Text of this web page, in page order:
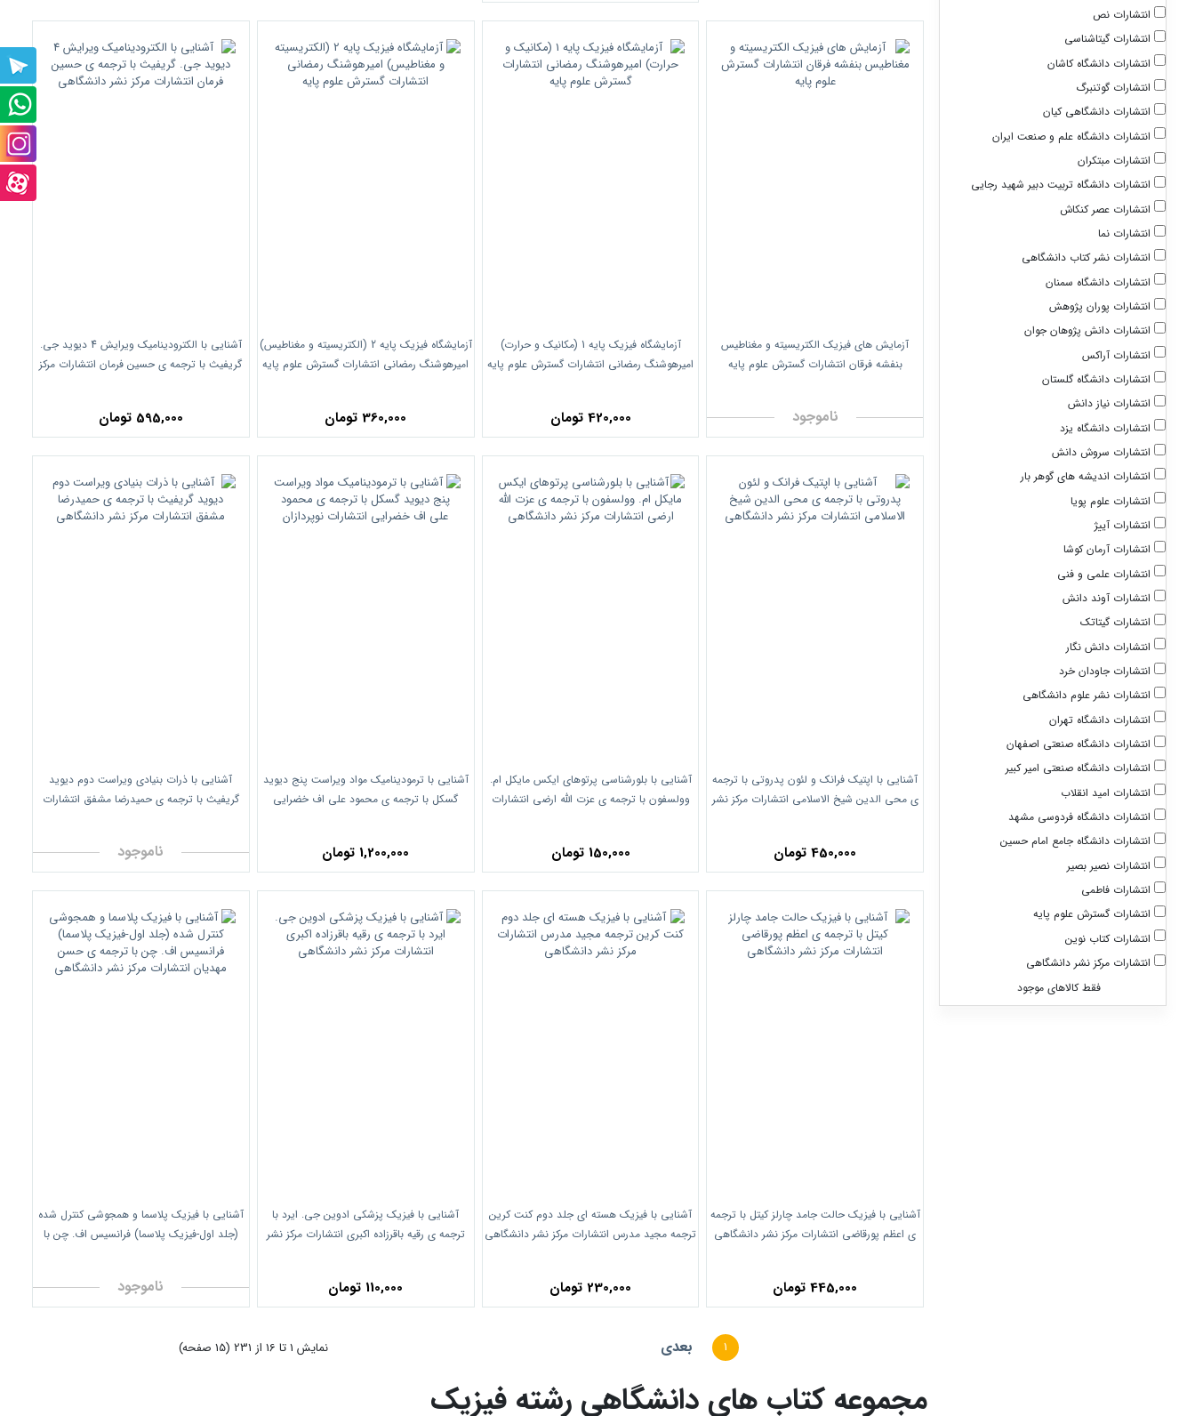
انتشارات نص
انتشارات گیتاشناسی
انتشارات دانشگاه کاشان
انتشارات گوتنبرگ
انتشارات دانشگاهی کیان
انتشارات دانشگاه علم و صنعت ایران
انتشارات مبتکران
انتشارات دانشگاه تربیت دبیر شهید رجایی
انتشارات عصر کنکاش
انتشارات نما
انتشارات نشر کتاب دانشگاهی
انتشارات دانشگاه سمنان
انتشارات پوران پژوهش
انتشارات دانش پژوهان جوان
انتشارات آراکس
انتشارات دانشگاه گلستان
انتشارات نیاز دانش
انتشارات دانشگاه یزد
انتشارات سروش دانش
انتشارات اندیشه های گوهر بار
انتشارات علوم پویا
انتشارات آییژ
انتشارات آرمان کوشا
انتشارات علمی و فنی
انتشارات آوند دانش
انتشارات گیتاتک
انتشارات دانش نگار
انتشارات جاودان خرد
انتشارات نشر علوم دانشگاهی
انتشارات دانشگاه تهران
انتشارات دانشگاه صنعتی اصفهان
انتشارات دانشگاه صنعتی امیر کبیر
انتشارات امید انقلاب
انتشارات دانشگاه فردوسی مشهد
انتشارات دانشگاه جامع امام حسین
انتشارات نصیر بصیر
انتشارات فاطمی
انتشارات گسترش علوم پایه
انتشارات کتاب نوین
انتشارات مرکز نشر دانشگاهی
فقط کالاهای موجود
آزمایش های فیزیک الکتریسیته و مغناطیس
بنفشه فرقان انتشارات گسترش علوم پایه
ناموجود
آزمایشگاه فیزیک پایه 1 (مکانیک و حرارت)
امیرهوشنگ رمضانی انتشارات گسترش علوم پایه
420,000 تومان
آزمایشگاه فیزیک پایه 2 (الکتریسیته و مغناطیس)
امیرهوشنگ رمضانی انتشارات گسترش علوم پایه
360,000 تومان
آشنایی با الکترودینامیک ویرایش 4 دیوید جی.
گریفیث با ترجمه ی حسین فرمان انتشارات مرکز
595,000 تومان
آشنایی با اپتیک فرانک و لئون پدروتی با ترجمه
ی محی الدین شیخ الاسلامی انتشارات مرکز نشر
450,000 تومان
آشنایی با بلورشناسی پرتوهای ایکس مایکل ام.
وولسفون با ترجمه ی عزت الله ارضی انتشارات
150,000 تومان
آشنایی با ترمودینامیک مواد ویراست پنج دیوید
گسکل با ترجمه ی محمود علی اف خضرایی
1,200,000 تومان
آشنایی با ذرات بنیادی ویراست دوم دیوید
گریفیث با ترجمه ی حمیدرضا مشفق انتشارات
ناموجود
آشنایی با فیزیک حالت جامد چارلز کیتل با ترجمه
ی اعظم پورقاضی انتشارات مرکز نشر دانشگاهی
445,000 تومان
آشنایی با فیزیک هسته ای جلد دوم کنت کرین
ترجمه مجید مدرس انتشارات مرکز نشر دانشگاهی
230,000 تومان
آشنایی با فیزیک پزشکی ادوین جی. ایرد با
ترجمه ی رقیه باقرزاده اکبری انتشارات مرکز نشر
110,000 تومان
آشنایی با فیزیک پلاسما و همجوشی کنترل شده
(جلد اول-فیزیک پلاسما) فرانسیس اف. چن با
ناموجود
1 بعدی نمايش 1 تا 16 از 231 (15 صفحه)
مجموعه کتاب های دانشگاهی رشته فیزیک
پشتیبانی
تلگرام
پشتیبانی
واتس
آپ
صفحه
اینستاگرام
صفحه